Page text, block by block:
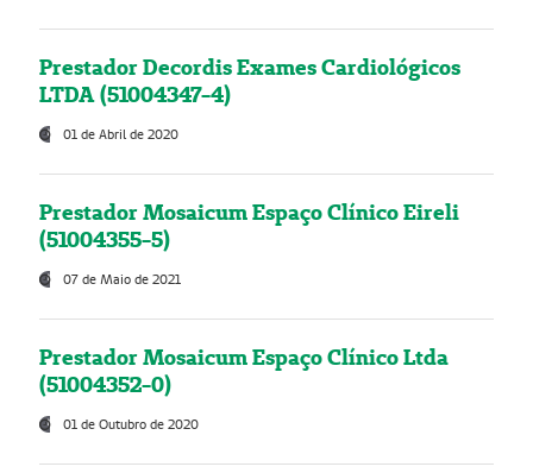
Prestador Decordis Exames Cardiológicos
LTDA (51004347-4)
01 de Abril de 2020
Prestador Mosaicum Espaço Clínico Eireli
(51004355-5)
07 de Maio de 2021
Prestador Mosaicum Espaço Clínico Ltda
(51004352-0)
01 de Outubro de 2020